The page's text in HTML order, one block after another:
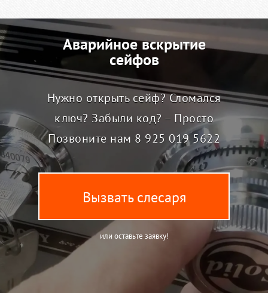
Аварийное вскрытие
сейфов
Нужно открыть сейф? Сломался
ключ? Забыли код? – Просто
Позвоните нам 8 925 019 5622
Вызвать слесаря
или оставьте заявку!